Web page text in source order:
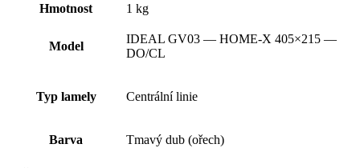
Hmotnost 1 kg
Model
IDEAL GV03 — HOME-X 405×215 —
DO/CL
Typ lamely Centrální linie
Barva Tmavý dub (ořech)